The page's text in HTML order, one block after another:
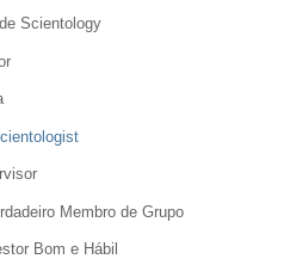
Scientology
Membro de Grupo
Bom e Hábil